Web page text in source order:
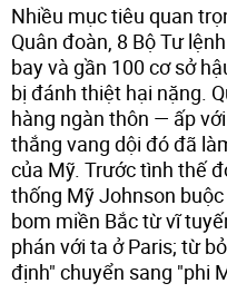
Nhiều mục tiêu quan
Quân đoàn, 8 Bộ Tư
bay và gần 100 cơ sở
bị đánh thiệt hại nặng.
hàng ngàn thôn — ấp
thắng vang dội đó đã
của Mỹ. Trước tình thế
thống Mỹ Johnson
bom miền Bắc từ vĩ
phán với ta ở Paris; từ
định" chuyển sang "phi